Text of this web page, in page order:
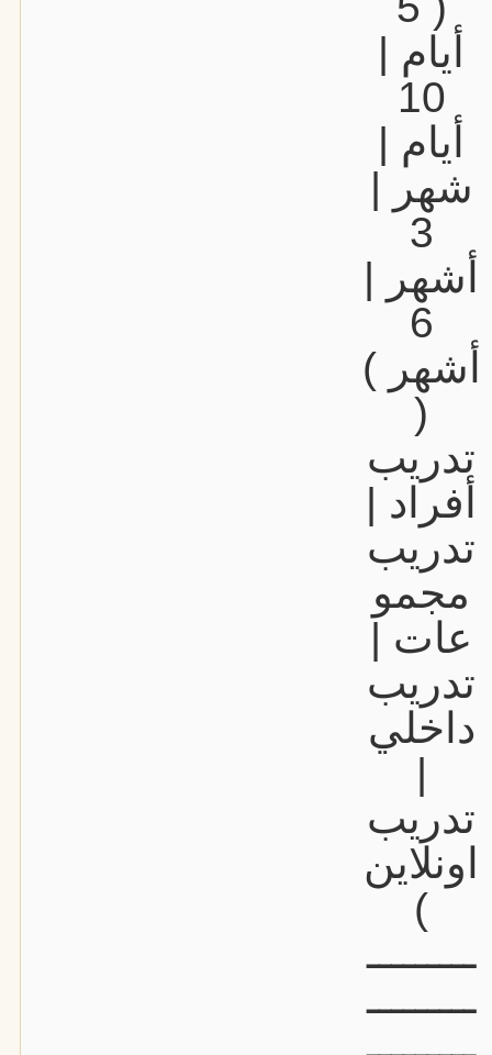
أيام |
10
أيام |
شهر |
3
أشهر |
6
أشهر )
(
تدريب
أفراد |
تدريب
مجمو
عات |
تدريب
داخلي
|
تدريب
اونلاين
)
ـــــــــ
ـــــــــ
ـــــــــ